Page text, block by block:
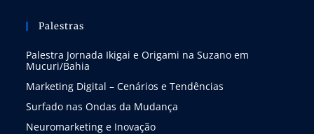
Palestras
Palestra Jornada Ikigai e Origami na Suzano em
Mucuri/Bahia
Marketing Digital – Cenários e Tendências
Surfado nas Ondas da Mudança
Neuromarketing e Inovação